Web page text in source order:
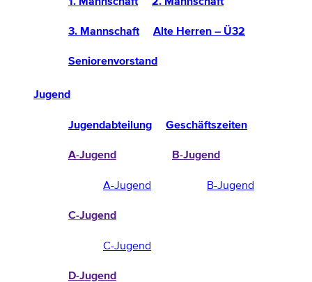
3. Mannschaft Alte Herren – Ü32
Seniorenvorstand
Jugend
Jugendabteilung Geschäftszeiten
A-Jugend
A-Jugend
B-Jugend
B-Jugend
C-Jugend
C-Jugend
D-Jugend